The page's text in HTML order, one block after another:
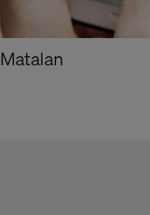
Matalan